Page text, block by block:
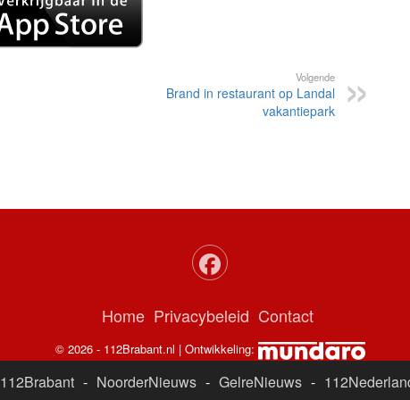
Volgende
Brand in restaurant op Landal
vakantiepark
Home Privacybeleid Contact
© 2026 - 112Brabant.nl | Ontwikkeling:
112Brabant - NoorderNieuws - GelreNieuws -